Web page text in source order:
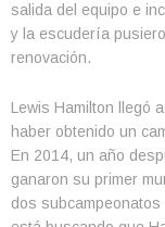
salida del equipo e
y la escudería
renovación.
Lewis Hamilton llegó
haber obtenido un
En 2014, un año
ganaron su primer
dos